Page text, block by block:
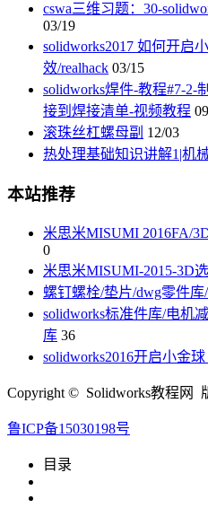
cswa三维习题：30-
03/19
solidworks2017 如何开启
效/realhack 03/15
solidworks焊件-教程#7-2-
接到焊接清单-视频教程
滚珠丝杠螺母副 12/03
热处理基础知识讲解1|机
本站推荐
米思米MISUMI 2016FA/
0
米思米MISUMI-2015-3D
螺钉螺栓/垫片/dwg零件库
solidworks标准件库/电机
库 36
solidworks2016开启小金
Copyright © Solidworks教程网
鲁ICP备15030198号
目录